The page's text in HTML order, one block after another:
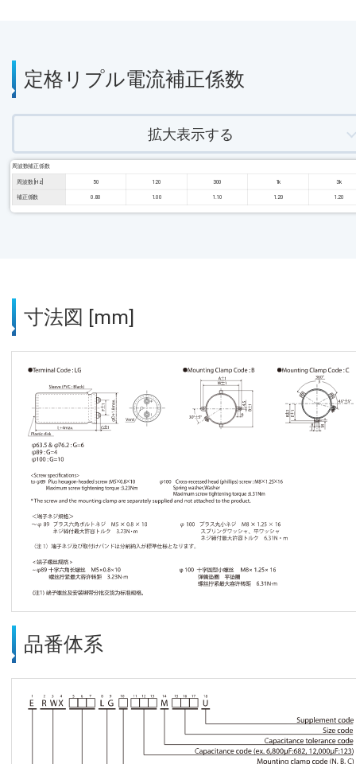
定格リプル電流補正係数
拡大表示する
周波数補正係数
周波数 [Hz] 50 120 300 1k 3k
補正係数 0.80 1.00 1.10 1.20 1.20
寸法図 [mm]
品番体系